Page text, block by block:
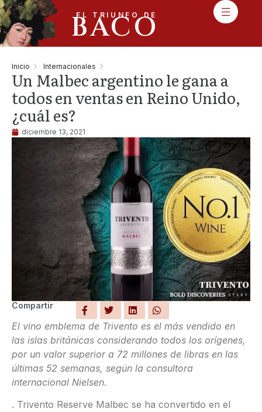
EL TRIUNFO DE
BACO
Inicio Internacionales
Un Malbec argentino le gana a
todos en ventas en Reino Unido,
¿cuál es?
diciembre 13, 2021
Compartir
El vino emblema de Trivento es el más vendido en
las islas británicas considerando todos los orígenes,
por un valor superior a 72 millones de libras en las
últimas 52 semanas, según la consultora
internacional Nielsen.
. Trivento Reserve Malbec se ha convertido en el